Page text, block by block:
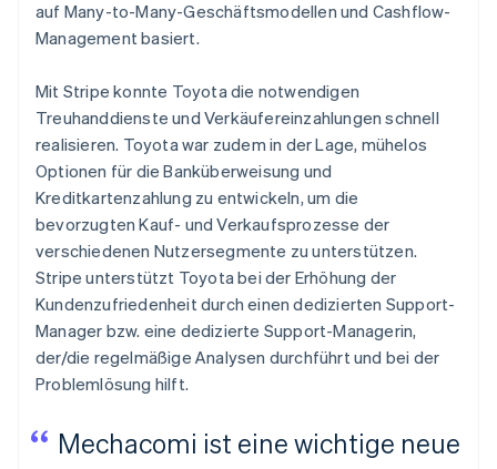
auf Many-to-Many-Geschäftsmodellen und Cashflow-
Management basiert.
Mit Stripe konnte Toyota die notwendigen
Treuhanddienste und Verkäufereinzahlungen schnell
realisieren. Toyota war zudem in der Lage, mühelos
Optionen für die Banküberweisung und
Kreditkartenzahlung zu entwickeln, um die
bevorzugten Kauf- und Verkaufsprozesse der
verschiedenen Nutzersegmente zu unterstützen.
Stripe unterstützt Toyota bei der Erhöhung der
Kundenzufriedenheit durch einen dedizierten Support-
Manager bzw. eine dedizierte Support-Managerin,
der/die regelmäßige Analysen durchführt und bei der
Problemlösung hilft.
Mechacomi ist eine wichtige neue